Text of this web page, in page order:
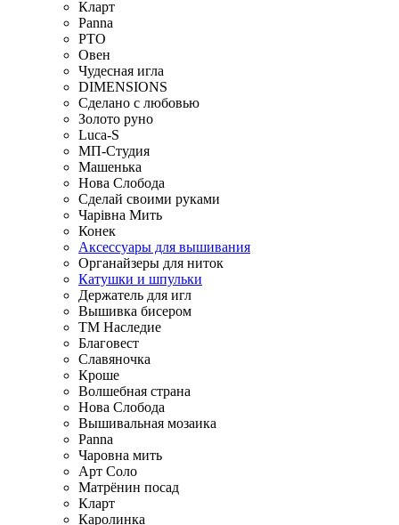
Кларт
Panna
РТО
Овен
Чудесная игла
DIMENSIONS
Сделано с любовью
Золото руно
Luca-S
МП-Студия
Машенька
Нова Слобода
Сделай своими руками
Чарiвна Мить
Конек
Аксессуары для вышивания
Органайзеры для ниток
Катушки и шпульки
Держатель для игл
Вышивка бисером
ТМ Наследие
Благовест
Славяночка
Кроше
Волшебная страна
Нова Слобода
Вышивальная мозаика
Panna
Чаровна мить
Арт Соло
Матрёнин посад
Кларт
Каролинка